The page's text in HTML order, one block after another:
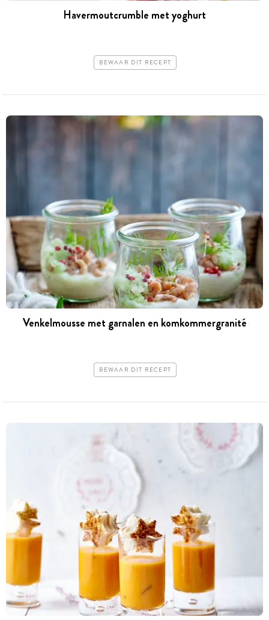
Havermoutcrumble met yoghurt
BEWAAR DIT RECEPT
Venkelmousse met garnalen en komkommergranité
BEWAAR DIT RECEPT